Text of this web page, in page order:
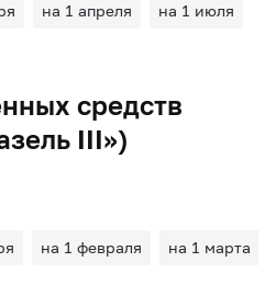
на 1 апреля на 1 июля
средств
III»)
на 1 февраля на 1 марта